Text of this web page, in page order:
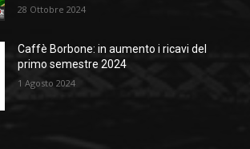
28 Ottobre 2024
Caffè Borbone: in aumento i ricavi del
primo semestre 2024
1 Agosto 2024